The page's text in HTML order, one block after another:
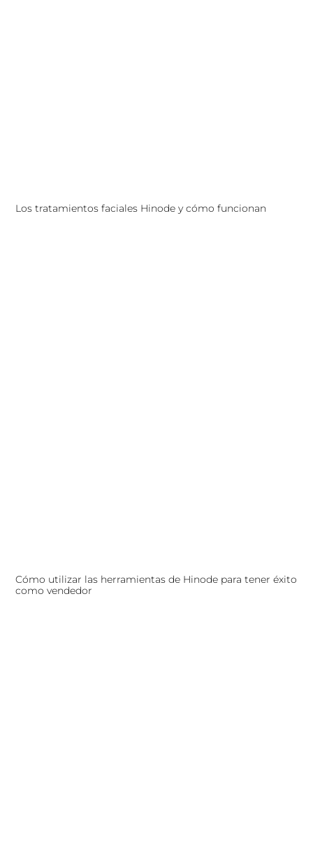
Los tratamientos faciales Hinode y cómo funcionan
Cómo utilizar las herramientas de Hinode para tener éxito
como vendedor